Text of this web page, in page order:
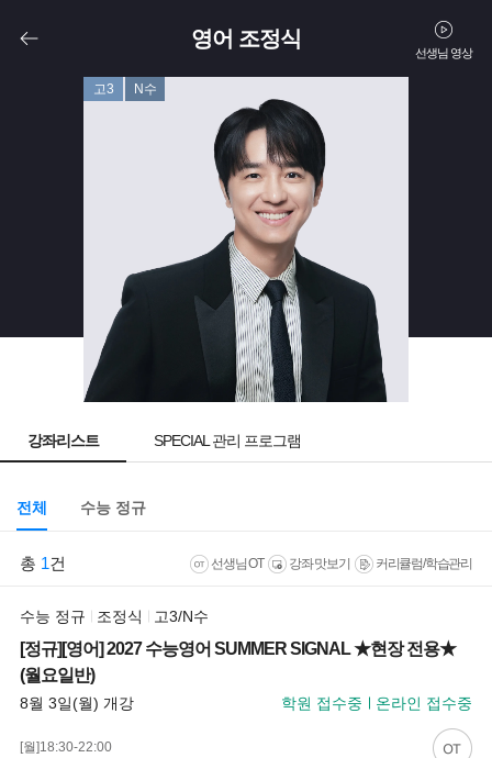
영어 조정식
선생님 영상
고3 N수
강좌리스트 SPECIAL 관리 프로그램
전체 수능 정규
총 1건 선생님 OT 강좌 맛보기 커리큘럼/학습관리
수능 정규 조정식 고3/N수
[정규][영어] 2027 수능영어 SUMMER SIGNAL ★현장 전용★
(월요일반)
8월 3일(월) 개강 학원 접수중 온라인 접수중
[월]18:30-22:00